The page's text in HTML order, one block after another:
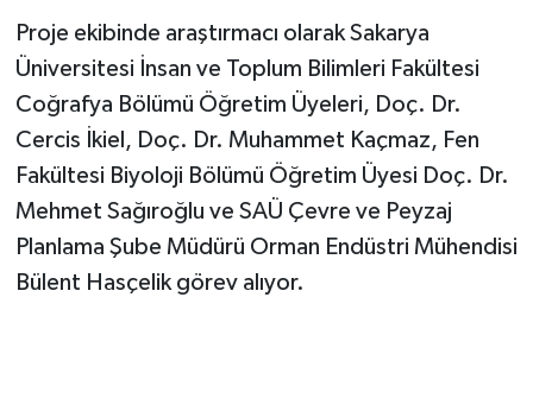
Proje ekibinde araştırmacı olarak Sakarya
Üniversitesi İnsan ve Toplum Bilimleri Fakültesi
Coğrafya Bölümü Öğretim Üyeleri, Doç. Dr.
Cercis İkiel, Doç. Dr. Muhammet Kaçmaz, Fen
Fakültesi Biyoloji Bölümü Öğretim Üyesi Doç. Dr.
Mehmet Sağıroğlu ve SAÜ Çevre ve Peyzaj
Planlama Şube Müdürü Orman Endüstri Mühendisi
Bülent Hasçelik görev alıyor.